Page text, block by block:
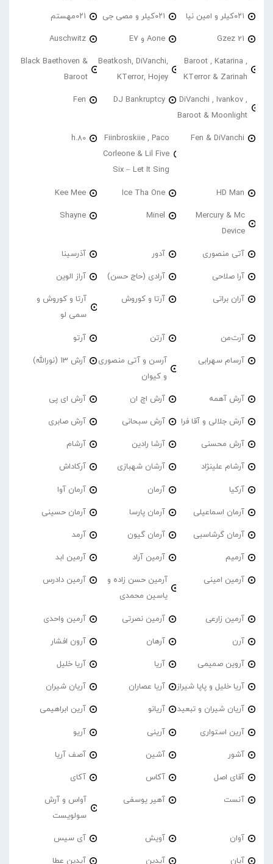
۰۲۱کیلر و امین نیا ۰۲۱کیلر و مصی جی ۰۲۱مهستم
21 Gzez Aone و E7 Auschwitz
Baroot , Katarina ,
KTerror & Zarinah
Beatkosh, DiVanchi,
KTerror, Hojey
Black Baethoven &
Baroot
DiVanchi , Ivankov ,
Baroot & Moonlight
DJ Bankruptcy
Fen
Fen & DiVanchi
Fiinbroskiie , Paco
Corleone & Lil Five
Six – Let It Sing
h.80
HD Man
Ice Tha One
Kee Mee
Mercury & Mc
Device
Minel
Shayne
آتی منصوری آدور آذرسینا
آرا صلاحی آرادی (حاج حسن) آراز الوین
آران براتی آرتا و کوروش
آرتا و کوروش و
سمی لو
آرت‌من آرتن آرتو
آرسام سهرابی
آرسن و آتی منصوری
و کیوان
آرش 13 (نورالله)
آرش آهمه آرش اچ ان آرش ای پی
آرش جلالی و آقا فرا آرش سبحانی آرش صابری
آرش محسنی آرشا رادین آرشام
آرشام علینژاد آرشان شهبازی آرکاداش
آرکیا آرمان آرمان آوا
آرمان اسماعیلی آرمان پارسا آرمان حسینی
آرمان گرشاسبی آرمان گیون آرمد
آرمیم آرمین آراد آرمین ابد
آرمین امینی
آرمین حسن زاده و
یاسین محمدی
آرمین دادرس
آرمین زارعی آرمین نصرتی آرمین واحدی
آرن آرهان آرون افشار
آروین صمیمی آریا آریا خلیل
آریا خلیل و پاپا شیراز آریا عصاران آریان شیران
آریان شیران و تبعید آریانو آرین ابراهیمی
آرین استواری آرینی آریو
آشور آشین آصف آریا
آقای اصل آکاس آکای
آنست آهیر یوسفی
آواس و آرش
سولویست
آوان آویش آی سیس
آیان آیدین آیدین عطا